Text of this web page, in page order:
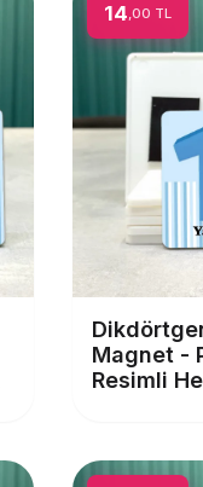
14 ,00 TL
Magnet -
Resimli